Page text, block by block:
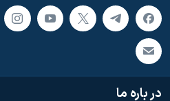
در باره ما